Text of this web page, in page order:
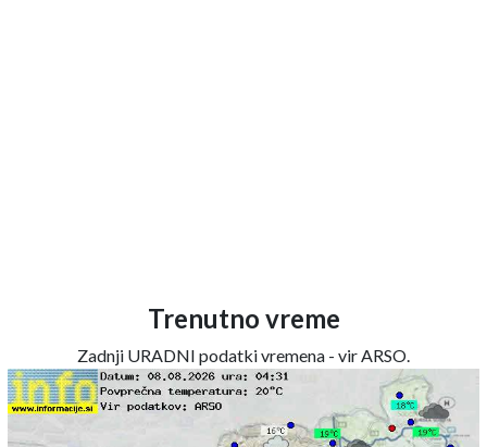
Trenutno vreme
Zadnji URADNI podatki vremena - vir ARSO.